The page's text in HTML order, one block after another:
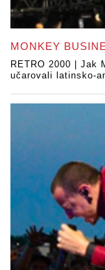
MONKEY
RETRO 2000 | Jak
učarovali latinsko-